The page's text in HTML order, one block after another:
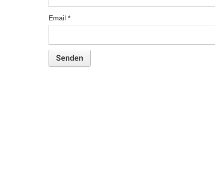
Email *